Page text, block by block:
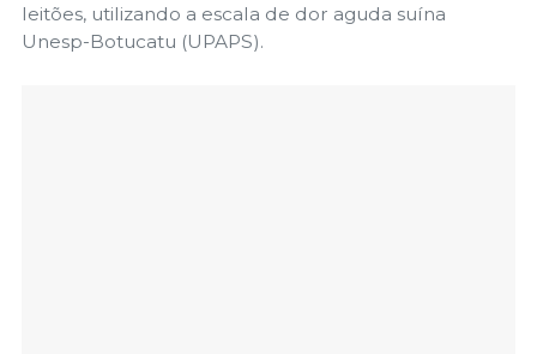
leitões, utilizando a escala de dor aguda suína
Unesp-Botucatu (UPAPS).